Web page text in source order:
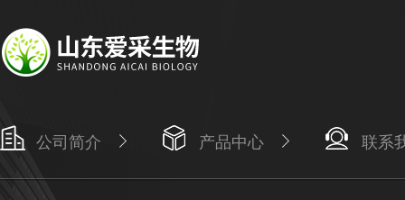
公司简介 产品中心 联系